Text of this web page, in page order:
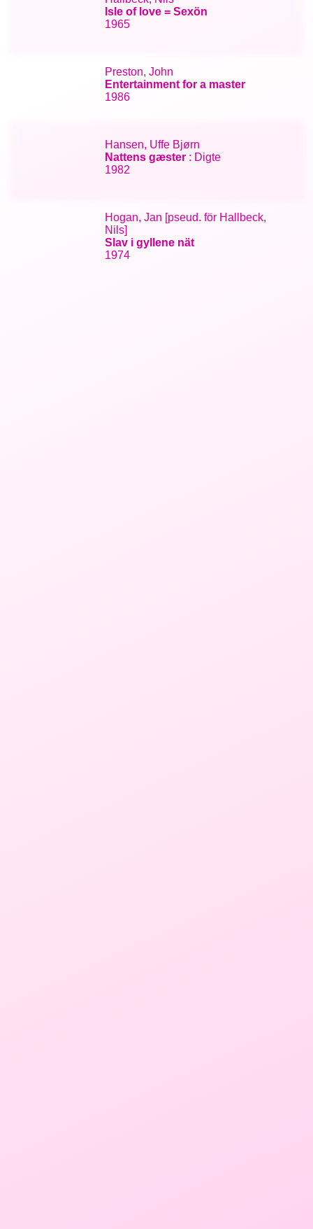
Isle of love = Sexön
1965
Preston, John
Entertainment for a master
1986
Hansen, Uffe Bjørn
Nattens gæster : Digte
1982
Hogan, Jan [pseud. för Hallbeck,
Nils]
Slav i gyllene nät
1974